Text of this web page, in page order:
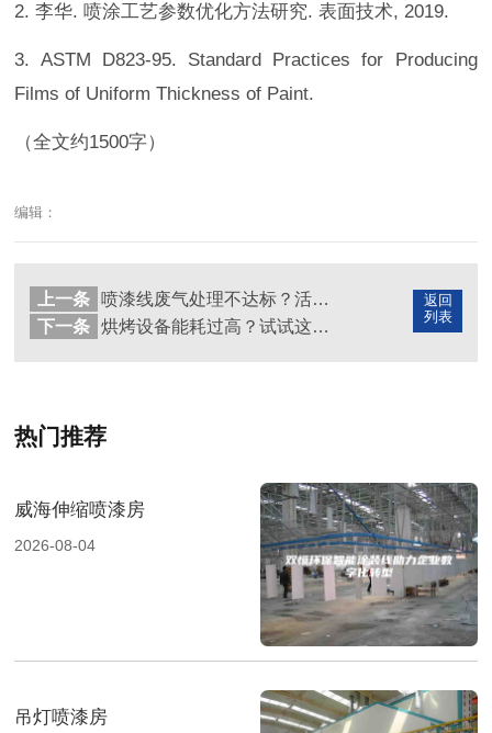
2. 李华. 喷涂工艺参数优化方法研究. 表面技术, 2019.
3. ASTM D823-95. Standard Practices for Producing
Films of Uniform Thickness of Paint.
（全文约1500字）
编辑：
返回
列表
上一条
喷漆线废气处理不达标？活性炭吸附技术来帮忙
下一条
烘烤设备能耗过高？试试这3种节能改造方案
热门推荐
威海伸缩喷漆房
2026-08-04
吊灯喷漆房